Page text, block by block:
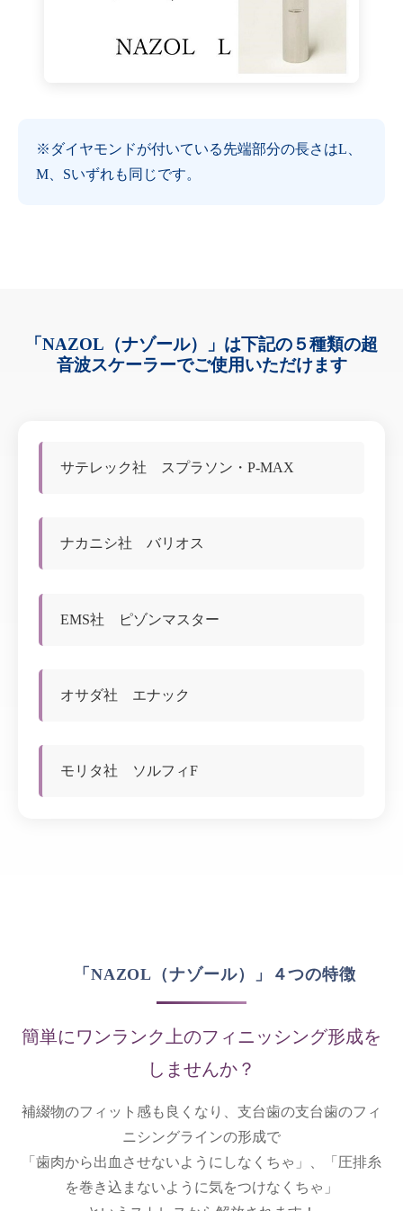
※ダイヤモンドが付いている先端部分の長さはL、
M、Sいずれも同じです。
「NAZOL（ナゾール）」は下記の５種類の超
音波スケーラーでご使用いただけます
サテレック社 スプラソン・P-MAX
ナカニシ社 バリオス
EMS社 ピゾンマスター
オサダ社 エナック
モリタ社 ソルフィF
「NAZOL（ナゾール）」４つの特徴
簡単にワンランク上のフィニッシング形成を
しませんか？
補綴物のフィット感も良くなり、支台歯の支台歯のフィ
ニシングラインの形成で
「歯肉から出血させないようにしなくちゃ」、「圧排糸
を巻き込まないように気をつけなくちゃ」